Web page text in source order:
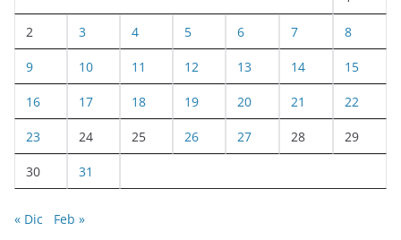
2 3 4 5 6 7 8
9 10 11 12 13 14 15
16 17 18 19 20 21 22
23 24 25 26 27 28 29
30 31
« Dic Feb »